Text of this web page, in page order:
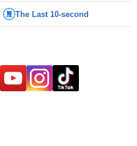
The Last 10-second